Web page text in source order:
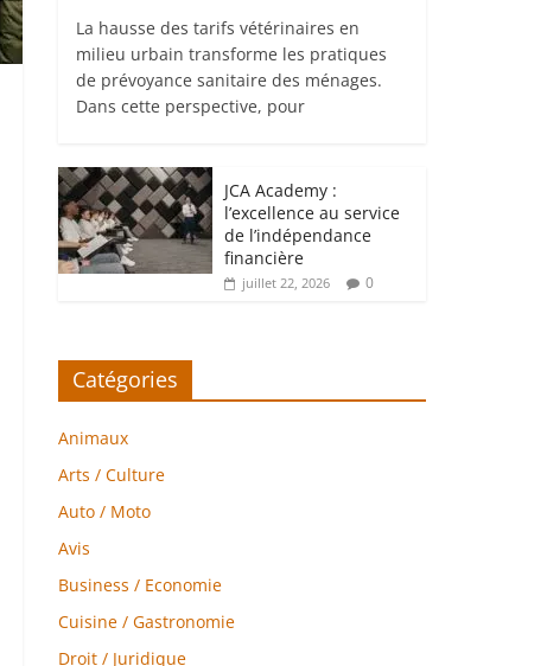
La hausse des tarifs vétérinaires en
milieu urbain transforme les pratiques
de prévoyance sanitaire des ménages.
Dans cette perspective, pour
JCA Academy :
l’excellence au service
de l’indépendance
financière
juillet 22, 2026 0
Catégories
Animaux
Arts / Culture
Auto / Moto
Avis
Business / Economie
Cuisine / Gastronomie
Droit / Juridique